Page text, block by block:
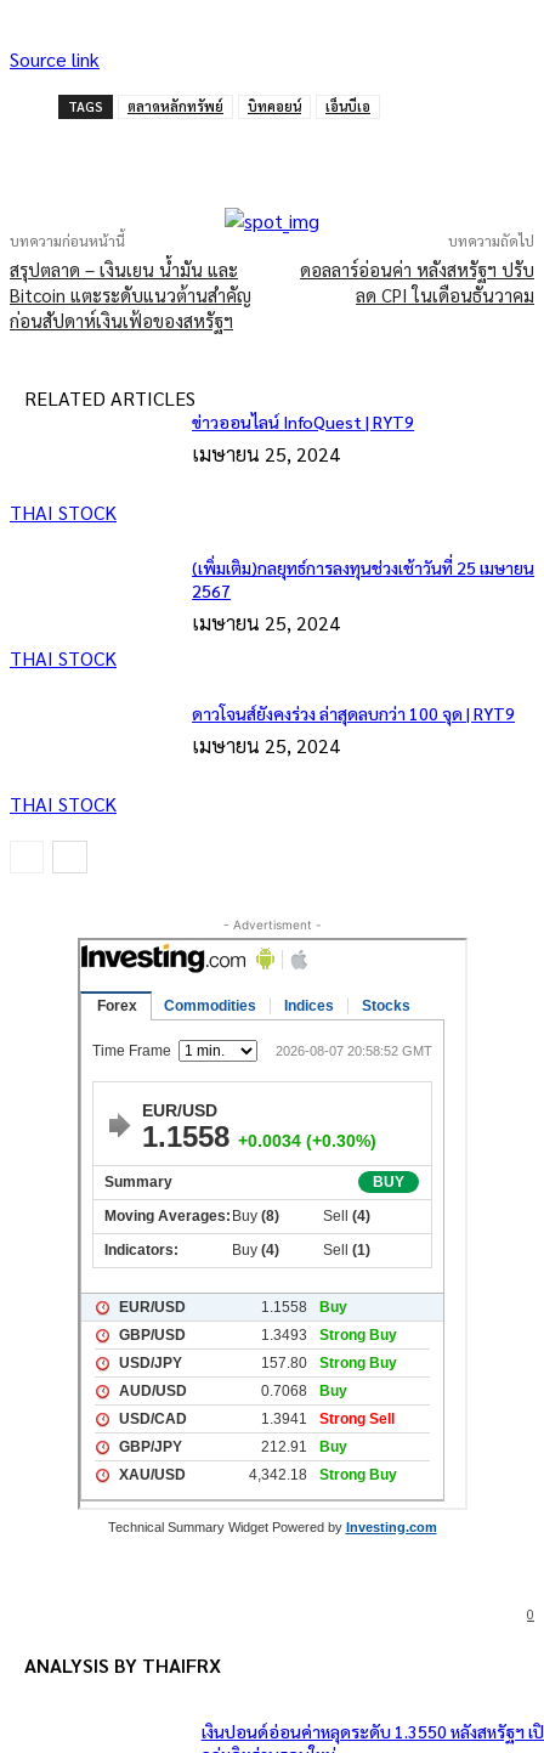
Source link
TAGS ตลาดหลักทรัพย์ บิทคอยน์ เอ็นบีเอ
บทความก่อนหน้านี้
สรุปตลาด – เงินเยน น้ำมัน และ
Bitcoin แตะระดับแนวต้านสำคัญ
ก่อนสัปดาห์เงินเฟ้อของสหรัฐฯ
บทความถัดไป
ดอลลาร์อ่อนค่า หลังสหรัฐฯ ปรับ
ลด CPI ในเดือนธันวาคม
RELATED ARTICLES
THAI STOCK
ข่าวออนไลน์ InfoQuest | RYT9
เมษายน 25, 2024
THAI STOCK
(เพิ่มเติม)กลยุทธ์การลงทุนช่วงเช้าวันที่ 25 เมษายน
2567
เมษายน 25, 2024
THAI STOCK
ดาวโจนส์ยังคงร่วง ล่าสุดลบกว่า 100 จุด | RYT9
เมษายน 25, 2024
- Advertisment -
Technical Summary Widget Powered by Investing.com
0
ANALYSIS BY THAIFRX
เงินปอนด์อ่อนค่าหลุดระดับ 1.3550 หลังสหรัฐฯ เ